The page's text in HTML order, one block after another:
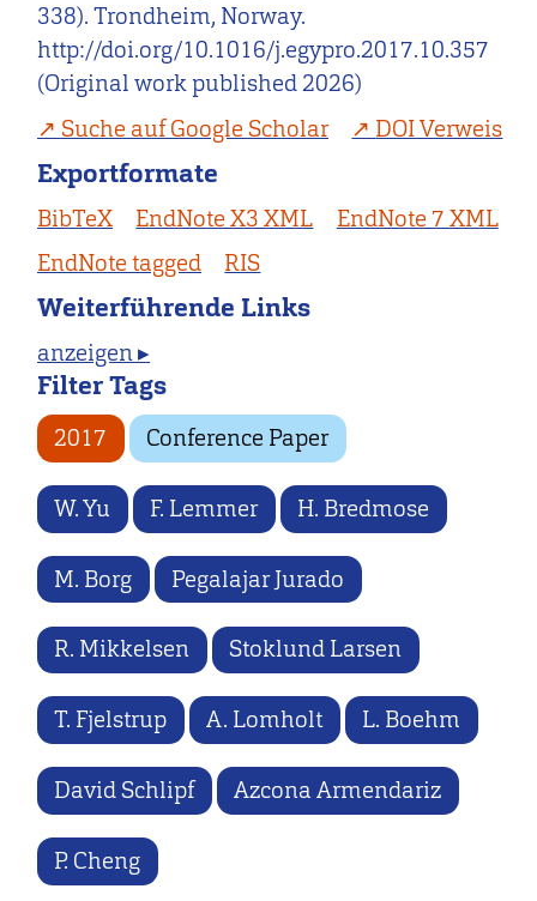
338). Trondheim, Norway.
http://doi.org/10.1016/j.egypro.2017.10.357
(Original work published 2026)
Suche auf Google Scholar
DOI Verweis
Exportformate
BibTeX EndNote X3 XML
EndNote 7 XML
EndNote tagged
RIS
Weiterführende Links
anzeigen ▸
Filter Tags
2017 Conference Paper
W. Yu F. Lemmer H. Bredmose
M. Borg Pegalajar Jurado
R. Mikkelsen Stoklund Larsen
T. Fjelstrup A. Lomholt L. Boehm
David Schlipf Azcona Armendariz
P. Cheng